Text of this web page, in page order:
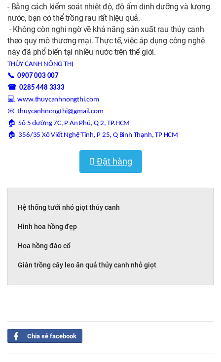
- Bằng cách kiểm soát nhiệt độ, độ ẩm dinh dưỡng và lượng
nước, bạn có thể trồng rau rất hiệu quả.
- Không còn nghi ngờ về khả năng sản xuất rau thủy canh
theo quy mô thương mại. Thực tế, việc áp dụng công nghệ
này đã phổ biến tại nhiều nước trên thế giới.
THỦY CANH NÔNG THỊ
📞 0907 003 007
☎0285 448 3333
💻www.thuycanhnongthi.com
📧 thuycanhnongthi@gmail.com
🏠 Số 5 đường 7C, P An Phú, Q 2, TP.HCM
🏠 356/35 Xô Viết Nghệ Tĩnh, P 25, Q Bình Thạnh, TP HCM
Đặt hàng
Hệ thống tưới nhỏ giọt thủy canh
Hình hoa hồng đẹp
Hoa hồng đào cổ
Giàn trồng cây leo ăn quả thủy canh nhỏ giọt
Chia sẻ facebook